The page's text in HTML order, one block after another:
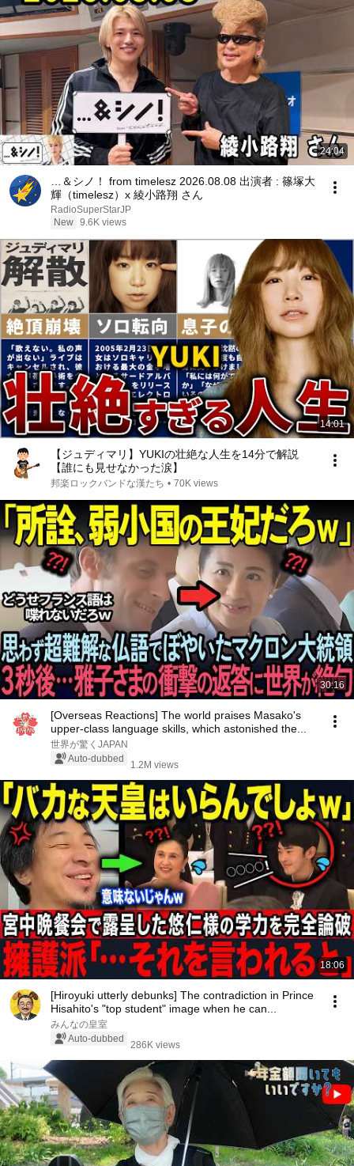
24:04
…＆シノ！ from timelesz 2026.08.08 出演者 : 篠塚大
輝（timelesz）x 綾小路翔 さん
RadioSuperStarJP
New 9.6K views
14:01
【ジュディマリ】YUKIの壮絶な人生を14分で解説
【誰にも見せなかった涙】
邦楽ロックバンドな漢たち • 70K views
30:16
[Overseas Reactions] The world praises Masako's
upper-class language skills, which astonished the...
世界が驚くJAPAN
Auto-dubbed
1.2M views
18:06
[Hiroyuki utterly debunks] The contradiction in Prince
Hisahito's "top student" image when he can...
みんなの皇室
Auto-dubbed
286K views